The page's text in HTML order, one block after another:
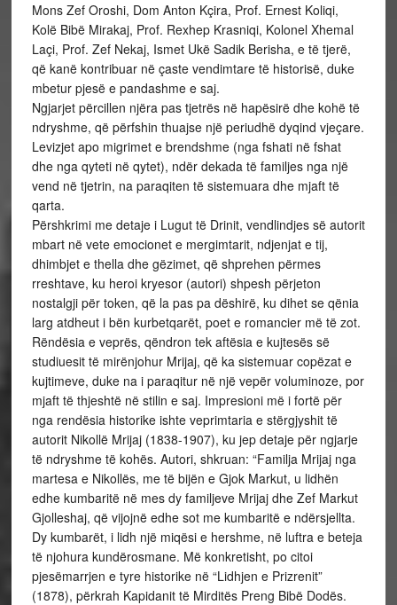
Mons Zef Oroshi, Dom Anton Kçira, Prof. Ernest Koliqi,
Kolë Bibë Mirakaj, Prof. Rexhep Krasniqi, Kolonel Xhemal
Laçi, Prof. Zef Nekaj, Ismet Ukë Sadik Berisha, e të tjerë,
që kanë kontribuar në çaste vendimtare të historisë, duke
mbetur pjesë e pandashme e saj.
Ngjarjet përcillen njëra pas tjetrës në hapësirë dhe kohë të
ndryshme, që përfshin thuajse një periudhë dyqind vjeçare.
Levizjet apo migrimet e brendshme (nga fshati në fshat
dhe nga qyteti në qytet), ndër dekada të familjes nga një
vend në tjetrin, na paraqiten të sistemuara dhe mjaft të
qarta.
Përshkrimi me detaje i Lugut të Drinit, vendlindjes së autorit
mbart në vete emocionet e mergimtarit, ndjenjat e tij,
dhimbjet e thella dhe gëzimet, që shprehen përmes
rreshtave, ku heroi kryesor (autori) shpesh përjeton
nostalgji për token, që la pas pa dëshirë, ku dihet se qënia
larg atdheut i bën kurbetqarët, poet e romancier më të zot.
Rëndësia e veprës, qëndron tek aftësia e kujtesës së
studiuesit të mirënjohur Mrijaj, që ka sistemuar copëzat e
kujtimeve, duke na i paraqitur në një vepër voluminoze, por
mjaft të thjeshtë në stilin e saj. Impresioni më i fortë për
nga rendësia historike ishte veprimtaria e stërgjyshit të
autorit Nikollë Mrijaj (1838-1907), ku jep detaje për ngjarje
të ndryshme të kohës. Autori, shkruan: “Familja Mrijaj nga
martesa e Nikollës, me të bijën e Gjok Markut, u lidhën
edhe kumbaritë në mes dy familjeve Mrijaj dhe Zef Markut
Gjolleshaj, që vijojnë edhe sot me kumbaritë e ndërsjellta.
Dy kumbarët, i lidh një miqësi e hershme, në luftra e beteja
të njohura kundërosmane. Më konkretisht, po citoi
pjesëmarrjen e tyre historike në “Lidhjen e Prizrenit”
(1878), përkrah Kapidanit të Mirditës Preng Bibë Dodës.